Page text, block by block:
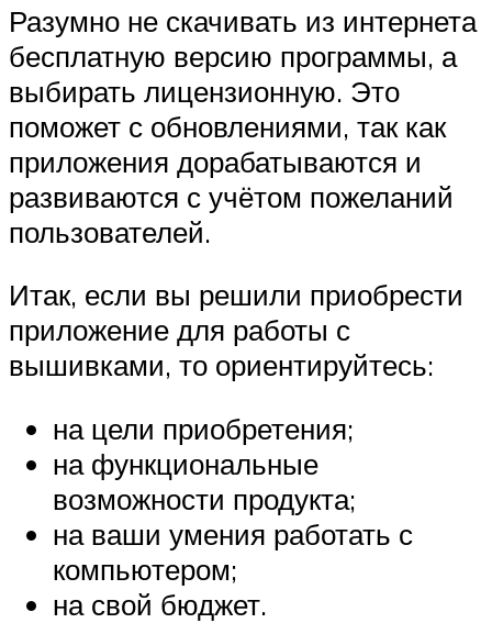
Разумно не скачивать из интернета
бесплатную версию программы, а
выбирать лицензионную. Это
поможет с обновлениями, так как
приложения дорабатываются и
развиваются с учётом пожеланий
пользователей.
Итак, если вы решили приобрести
приложение для работы с
вышивками, то ориентируйтесь:
на цели приобретения;
на функциональные
возможности продукта;
на ваши умения работать с
компьютером;
на свой бюджет.